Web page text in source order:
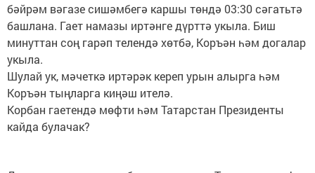
бәйрәм вәгазе сишәмбегә каршы төндә 03:30 сәгатьтә
башлана. Гает намазы иртәнге дүрттә укыла. Биш
минуттан соң гарәп телендә хөтбә, Коръән һәм догалар
укыла.
Шулай ук, мәчеткә иртәрәк кереп урын алырга һәм
Коръән тыңларга киңәш ителә.
Корбан гаетендә мөфти һәм Татарстан Президенты
кайда булачак?